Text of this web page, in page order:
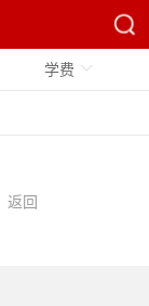
学费
返回